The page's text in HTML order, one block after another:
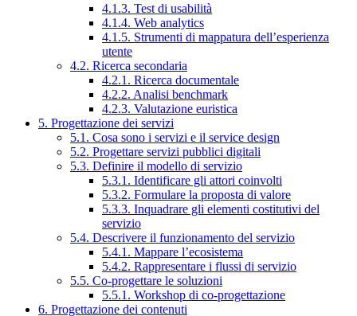
4.1.3. Test di usabilità
4.1.4. Web analytics
4.1.5. Strumenti di mappatura dell’esperienza
utente
4.2. Ricerca secondaria
4.2.1. Ricerca documentale
4.2.2. Analisi benchmark
4.2.3. Valutazione euristica
5. Progettazione dei servizi
5.1. Cosa sono i servizi e il service design
5.2. Progettare servizi pubblici digitali
5.3. Definire il modello di servizio
5.3.1. Identificare gli attori coinvolti
5.3.2. Formulare la proposta di valore
5.3.3. Inquadrare gli elementi costitutivi del
servizio
5.4. Descrivere il funzionamento del servizio
5.4.1. Mappare l’ecosistema
5.4.2. Rappresentare i flussi di servizio
5.5. Co-progettare le soluzioni
5.5.1. Workshop di co-progettazione
6. Progettazione dei contenuti